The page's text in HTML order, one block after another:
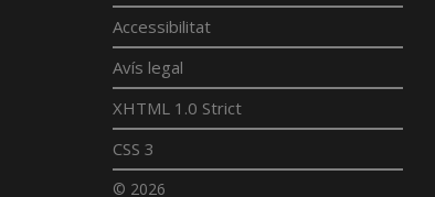
Accessibilitat
Avís legal
XHTML 1.0 Strict
CSS 3
© 2026